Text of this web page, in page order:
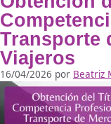
Noticias
Cómo
Vial en
de